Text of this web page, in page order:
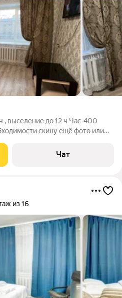
, выселение до 12 ч Час-400
скину ещё фото или
детская поликлиника,
Чат
из 16